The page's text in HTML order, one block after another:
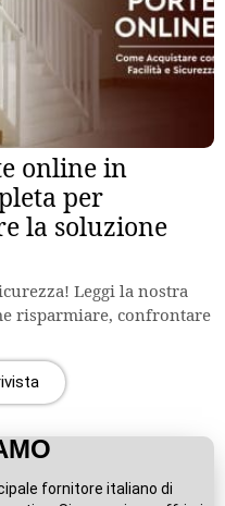
online in
per
la soluzione
Leggi la nostra
risparmiare, confrontare
fornitore italiano di